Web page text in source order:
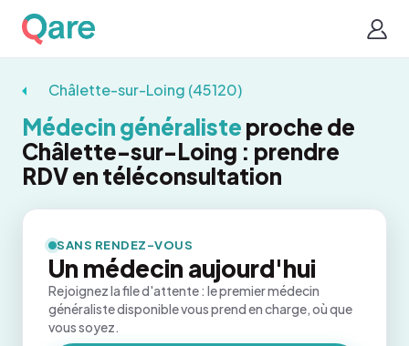
Châlette-sur-Loing (45120)
Médecin généraliste proche de
Châlette-sur-Loing : prendre
RDV en téléconsultation
SANS RENDEZ-VOUS
Un médecin aujourd'hui
Rejoignez la file d'attente : le premier médecin
généraliste disponible vous prend en charge, où que
vous soyez.